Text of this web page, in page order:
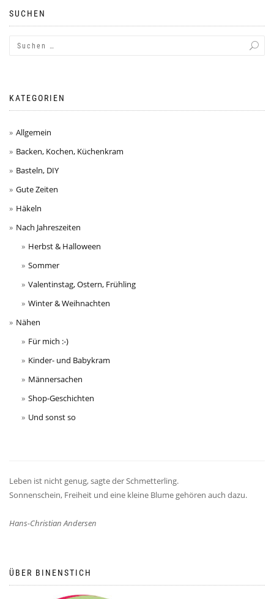
SUCHEN
KATEGORIEN
Allgemein
Backen, Kochen, Küchenkram
Basteln, DIY
Gute Zeiten
Häkeln
Nach Jahreszeiten
Herbst & Halloween
Sommer
Valentinstag, Ostern, Frühling
Winter & Weihnachten
Nähen
Für mich :-)
Kinder- und Babykram
Männersachen
Shop-Geschichten
Und sonst so
Leben ist nicht genug, sagte der Schmetterling.
Sonnenschein, Freiheit und eine kleine Blume gehören auch dazu.
Hans-Christian Andersen
ÜBER BINENSTICH